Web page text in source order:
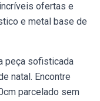
ofertas e
e metal base de
peça sofisticada
natal. Encontre
parcelado sem